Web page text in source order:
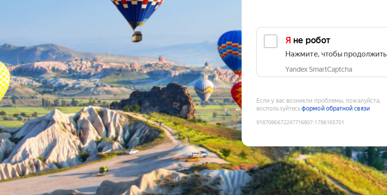
Я не робот
Нажмите, чтобы продолжить
Yandex SmartCaptcha
Если у вас возникли проблемы, пожалуйста,
воспользуйтесьформой обратной связи
9187086672247716807:1786165701